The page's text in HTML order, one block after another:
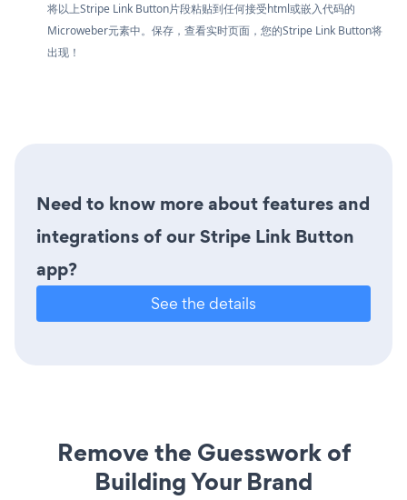
将以上Stripe Link Button片段粘贴到任何接受html或嵌入代码的
Microweber元素中。保存，查看实时页面，您的Stripe Link Button将
出现！
Need to know more about features and
integrations of our Stripe Link Button
app?
See the details
Remove the Guesswork of
Building Your Brand